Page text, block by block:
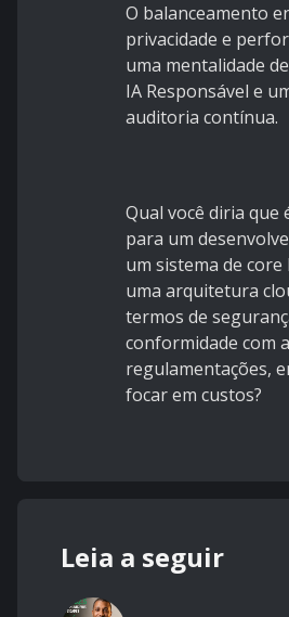
O balanceamento
privacidade e
uma mentalidade
IA Responsável e
auditoria contínua.
Qual você diria que
para um
um sistema de
uma arquitetura
termos de
conformidade com
regulamentações,
focar em custos?
Leia a seguir